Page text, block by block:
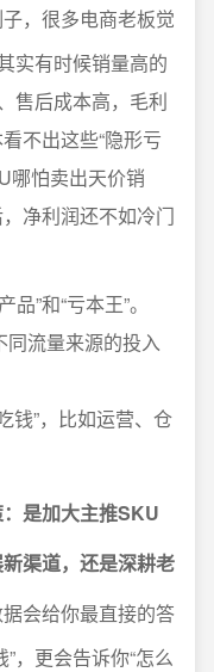
，很多电商老板觉
实有时候销量高的
售后成本高，毛利
不出这些“隐形亏
哪怕卖出天价销
净利润还不如冷门
”和“亏本王”。
流量来源的投入
钱”，比如运营、仓
是加大主推SKU
渠道，还是深耕老
会给你最直接的答
，更会告诉你“怎么